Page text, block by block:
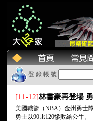
登 錄 帳 號
[11-12]林書豪再登場
美國職籃（NBA）金州勇士
勇士以90比120慘敗給公牛。